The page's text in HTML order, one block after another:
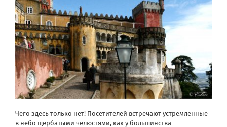
Чего здесь только нет! Посетителей встречают устремленные
в небо щербатыми челюстями, как у большинства